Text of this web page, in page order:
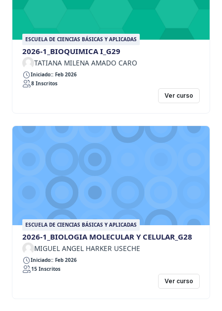
ESCUELA DE CIENCIAS BÁSICAS Y APLICADAS
2026-1_BIOQUIMICA I_G29
TATIANA MILENA AMADO CARO
Iniciado:: Feb 2026
8 Inscritos
Ver curso
ESCUELA DE CIENCIAS BÁSICAS Y APLICADAS
2026-1_BIOLOGIA MOLECULAR Y CELULAR_G28
MIGUEL ANGEL HARKER USECHE
Iniciado:: Feb 2026
15 Inscritos
Ver curso